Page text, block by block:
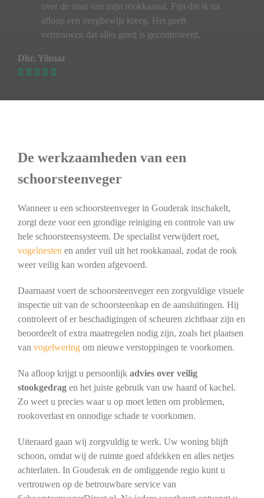
over de staat van mijn rookkanaal. Fijn dat ik na
afloop een veegbewijs kreeg. Het geeft
vertrouwen dat alles goed is gecontroleerd.
Dhr. Yilmaz
De werkzaamheden van een
schoorsteenveger
Wanneer u een schoorsteenveger in Gouderak inschakelt,
zorgt deze voor een grondige reiniging en controle van uw
hele schoorsteensysteem. De specialist verwijdert roet,
vogelnesten en ander vuil uit het rookkanaal, zodat de rook
weer veilig kan worden afgevoerd.
Daarnaast voert de schoorsteenveger een zorgvuldige visuele
inspectie uit van de schoorsteenkap en de aansluitingen. Hij
controleert of er beschadigingen of scheuren zichtbaar zijn en
beoordeelt of extra maatregelen nodig zijn, zoals het plaatsen
van vogelweringom nieuwe verstoppingen te voorkomen.
Na afloop krijgt u persoonlijk advies over veilig
stookgedragen het juiste gebruik van uw haard of kachel.
Zo weet u precies waar u op moet letten om problemen,
rookoverlast en onnodige schade te voorkomen.
Uiteraard gaan wij zorgvuldig te werk. Uw woning blijft
schoon, omdat wij de ruimte goed afdekken en alles netjes
achterlaten. In Gouderak en de omliggende regio kunt u
vertrouwen op de betrouwbare service van